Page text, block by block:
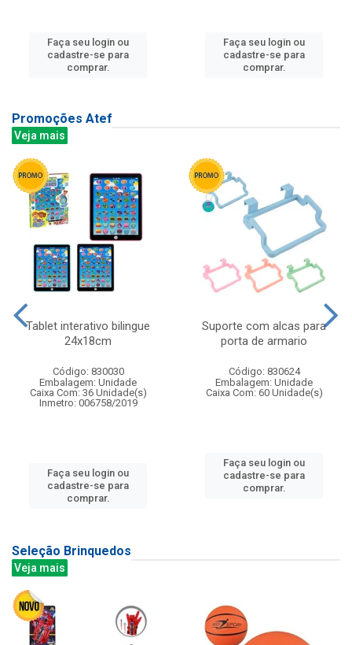
Faça seu login ou
cadastre-se para
comprar.
Faça seu login ou
cadastre-se para
comprar.
Promoções Atef
Veja mais
Tablet interativo bilingue
24x18cm
Código: 830030
Embalagem: Unidade
Caixa Com: 36 Unidade(s)
Inmetro: 006758/2019
Faça seu login ou
cadastre-se para
comprar.
Suporte com alcas para
porta de armario
Código: 830624
Embalagem: Unidade
Caixa Com: 60 Unidade(s)
Faça seu login ou
cadastre-se para
comprar.
Seleção Brinquedos
Veja mais